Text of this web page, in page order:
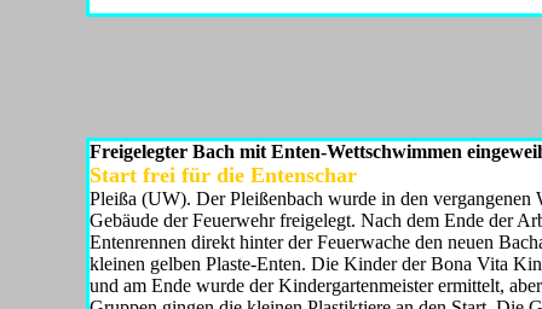
Freigelegter Bach mit Enten-Wettschwimmen
Start frei für die Entenschar
Pleißa (UW). Der Pleißenbach wurde in den
Ge­bäude der Feuerwehr freigelegt. Nach dem Ende der
Entenren­nen direkt hinter der Feuerwache den neuen
kleinen gelben Plaste-Enten. Die Kinder der Bona Vita
und am Ende wurde der Kindergartenmeister ermittelt,